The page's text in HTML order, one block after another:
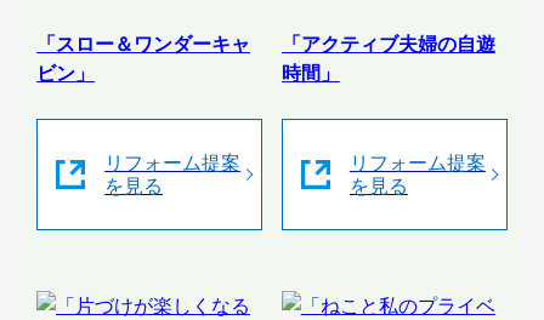
「スロー＆ワンダーキャ
ビン」
リフォーム提案
を見る
「アクティブ夫婦の自遊
時間」
リフォーム提案
を見る